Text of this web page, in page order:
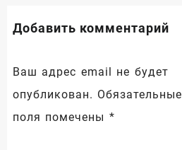
Добавить комментарий
Ваш адрес email не будет
опубликован. Обязательные
поля помечены *